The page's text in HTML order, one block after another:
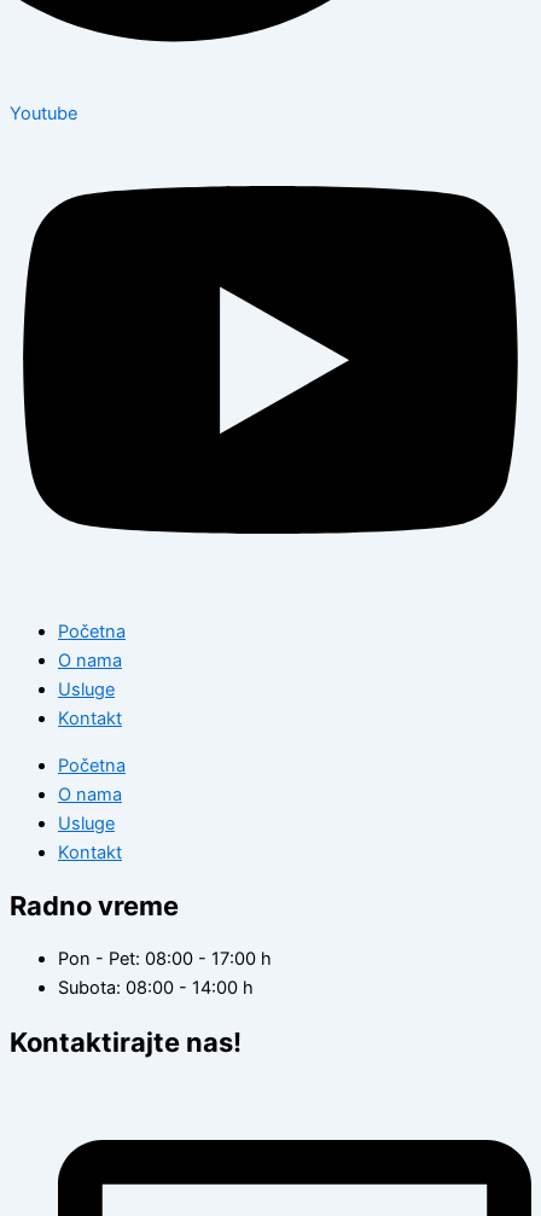
Youtube
Početna
O nama
Usluge
Kontakt
Početna
O nama
Usluge
Kontakt
Radno vreme
Pon - Pet: 08:00 - 17:00 h
Subota: 08:00 - 14:00 h
Kontaktirajte nas!